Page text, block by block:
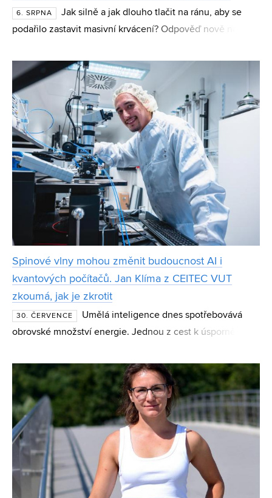
6. SRPNA
Jak silně a jak dlouho tlačit na ránu, aby se
podařilo zastavit masivní krvácení? Odpověď nově nabízí
Fakulty strojního inženýrství VUT. Zařízení stud
Spinové vlny mohou změnit budoucnost AI i
kvantových počítačů. Jan Klíma z CEITEC VUT
zkoumá, jak je zkrotit
30. ČERVENCE
Umělá inteligence dnes spotřebovává
obrovské množství energie. Jednou z cest k úspornějším
které vědci zkoumají jako základ nové generace čipů i
kvan